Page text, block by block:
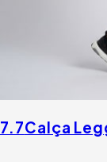
7.7Calça